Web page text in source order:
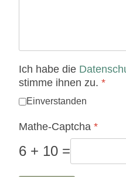
Ich habe die
stimme ihnen zu. *
Einverstanden
Mathe-Captcha *
6 + 10 =